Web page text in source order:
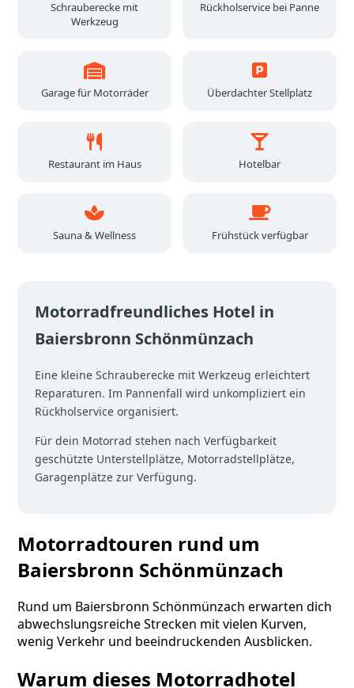
Schrauberecke mit
Werkzeug
Rückholservice bei Panne
Garage für Motorräder Überdachter Stellplatz
Restaurant im Haus Hotelbar
Sauna & Wellness Frühstück verfügbar
Motorradfreundliches Hotel in
Baiersbronn Schönmünzach
Eine kleine Schrauberecke mit Werkzeug erleichtert
Reparaturen. Im Pannenfall wird unkompliziert ein
Rückholservice organisiert.
Für dein Motorrad stehen nach Verfügbarkeit
geschützte Unterstellplätze, Motorradstellplätze,
Garagenplätze zur Verfügung.
Motorradtouren rund um
Baiersbronn Schönmünzach
Rund um Baiersbronn Schönmünzach erwarten dich
abwechslungsreiche Strecken mit vielen Kurven,
wenig Verkehr und beeindruckenden Ausblicken.
Warum dieses Motorradhotel